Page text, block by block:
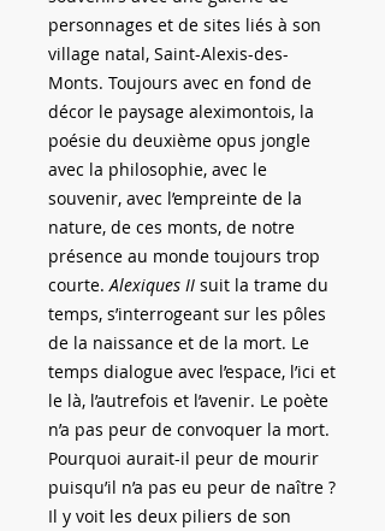
personnages et de sites liés à son
village natal, Saint-Alexis-des-
Monts. Toujours avec en fond de
décor le paysage aleximontois, la
poésie du deuxième opus jongle
avec la philosophie, avec le
souvenir, avec l’empreinte de la
nature, de ces monts, de notre
présence au monde toujours trop
courte. Alexiques II suit la trame du
temps, s’interrogeant sur les pôles
de la naissance et de la mort. Le
temps dialogue avec l’espace, l’ici et
le là, l’autrefois et l’avenir. Le poète
n’a pas peur de convoquer la mort.
Pourquoi aurait-il peur de mourir
puisqu’il n’a pas eu peur de naître ?
Il y voit les deux piliers de son